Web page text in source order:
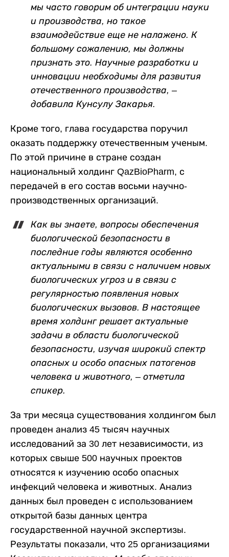
мы часто говорим об интеграции науки
и производства, но такое
взаимодействие еще не налажено. К
большому сожалению, мы должны
признать это. Научные разработки и
инновации необходимы для развития
отечественного производства, –
добавила Кунсулу Закарья.
Кроме того, глава государства поручил
оказать поддержку отечественным ученым.
По этой причине в стране создан
национальный холдинг QazBioPharm, с
передачей в его состав восьми научно-
производственных организаций.
Как вы знаете, вопросы обеспечения
биологической безопасности в
последние годы являются особенно
актуальными в связи с наличием новых
биологических угроз и в связи с
регулярностью появления новых
биологических вызовов. В настоящее
время холдинг решает актуальные
задачи в области биологической
безопасности, изучая широкий спектр
опасных и особо опасных патогенов
человека и животного, – отметила
спикер.
За три месяца существования холдингом был
проведен анализ 45 тысяч научных
исследований за 30 лет независимости, из
которых свыше 500 научных проектов
относятся к изучению особо опасных
инфекций человека и животных. Анализ
данных был проведен с использованием
открытой базы данных центра
государственной научной экспертизы.
Результаты показали, что 25 организациями